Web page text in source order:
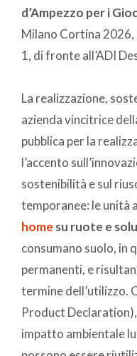
d’Ampezzo per i
Milano Cortina 2026,
1, di fronte all’ADI
La realizzazione,
azienda vincitrice
pubblica per la
l’accento
sostenibilità e sul
temporanee: le unità
home su ruote e
consumano suolo, in
permanenti, e
termine dell’utilizzo.
Product
impatto ambientale